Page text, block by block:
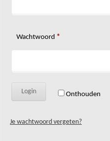
Wachtwoord *
Onthouden
Login
Je wachtwoord vergeten?